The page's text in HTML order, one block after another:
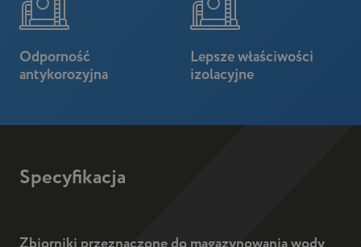
Odporność
antykorozyjna
Lepszewłaściwości
izolacyjne
Specyfikacja